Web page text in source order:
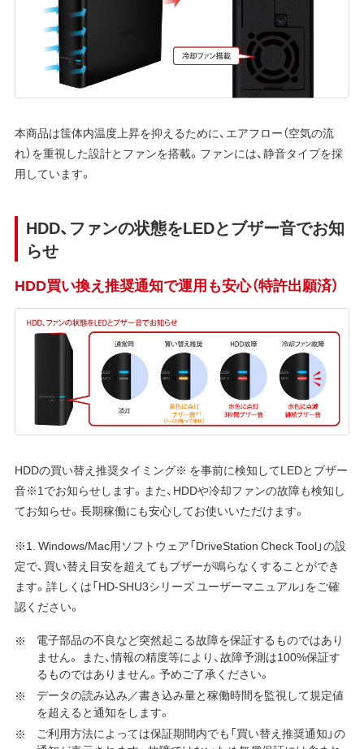
本商品は筺体内温度上昇を抑えるために、エアフロー（空気の流
れ）を重視した設計とファンを搭載。ファンには、静音タイプを採
用しています。
HDD、ファンの状態をLEDとブザー音でお知
らせ
HDD買い換え推奨通知で運用も安心（特許出願済）
HDDの買い替え推奨タイミング※ を事前に検知してLEDとブザー
音※1でお知らせします。また、HDDや冷却ファンの故障も検知し
てお知らせ。長期稼働にも安心してお使いいただけます。
※1. Windows/Mac用ソフトウェア「DriveStation Check Tool」の設
定で、買い替え目安を超えてもブザーが鳴らなくすることができ
ます。詳しくは「HD-SHU3シリーズ ユーザーマニュアル」をご確
認ください。
電子部品の不良など突然起こる故障を保証するものではあり
ません。 また、情報の精度等により、故障予測は100%保証す
るものではありません。予めご了承ください。
データの読み込み／書き込み量と稼働時間を監視して規定値
を超えると通知をします。
ご利用方法によっては保証期間内でも「買い替え推奨通知」の